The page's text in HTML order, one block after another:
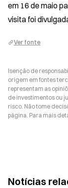
em 16 de maio
visita foi
Ver fonte
Isenção de
origem em fontes
representam as
de investimentos ou
risco. Não tome
página. Para mais
Notícias